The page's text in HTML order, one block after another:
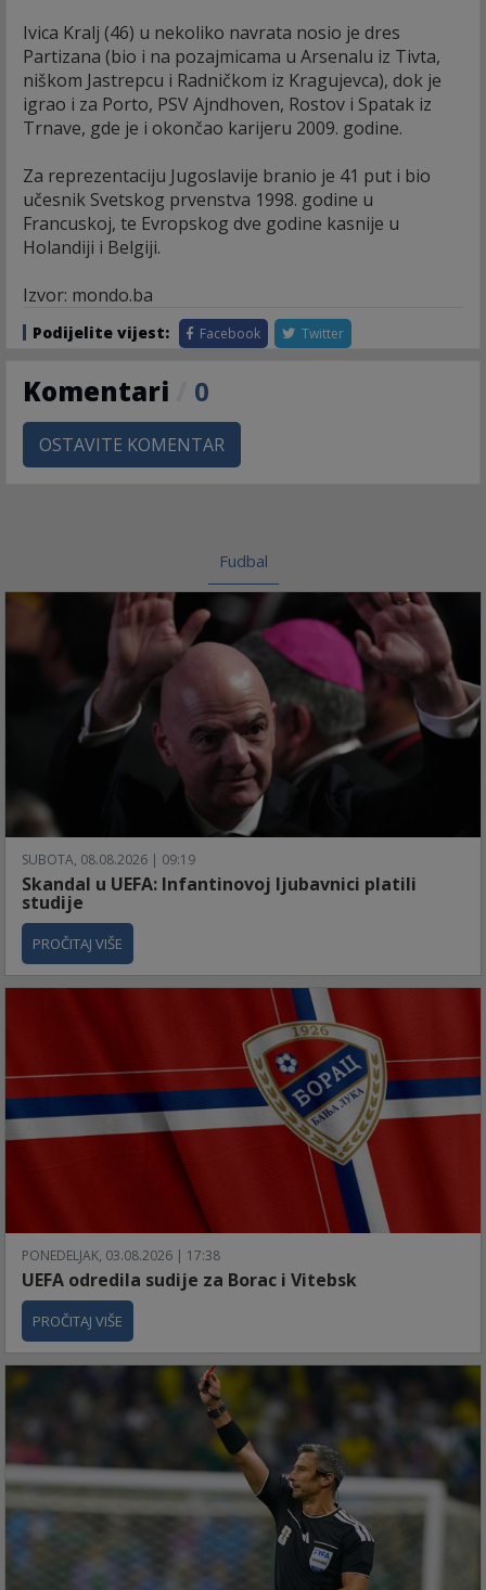
Ivica Kralj (46) u nekoliko navrata nosio je dres
Partizana (bio i na pozajmicama u Arsenalu iz Tivta,
niškom Jastrepcu i Radničkom iz Kragujevca), dok je
igrao i za Porto, PSV Ajndhoven, Rostov i Spatak iz
Trnave, gde je i okončao karijeru 2009. godine.
Za reprezentaciju Jugoslavije branio je 41 put i bio
učesnik Svetskog prvenstva 1998. godine u
Francuskoj, te Evropskog dve godine kasnije u
Holandiji i Belgiji.
Izvor: mondo.ba
Podijelite vijest: Facebook Twitter
Komentari 0
OSTAVITE KOMENTAR
Fudbal
SUBOTA, 08.08.2026 | 09:19
Skandal u UEFA: Infantinovoj ljubavnici platili
studije
PROČITAJ VIŠE
PONEDELJAK, 03.08.2026 | 17:38
UEFA odredila sudije za Borac i Vitebsk
PROČITAJ VIŠE